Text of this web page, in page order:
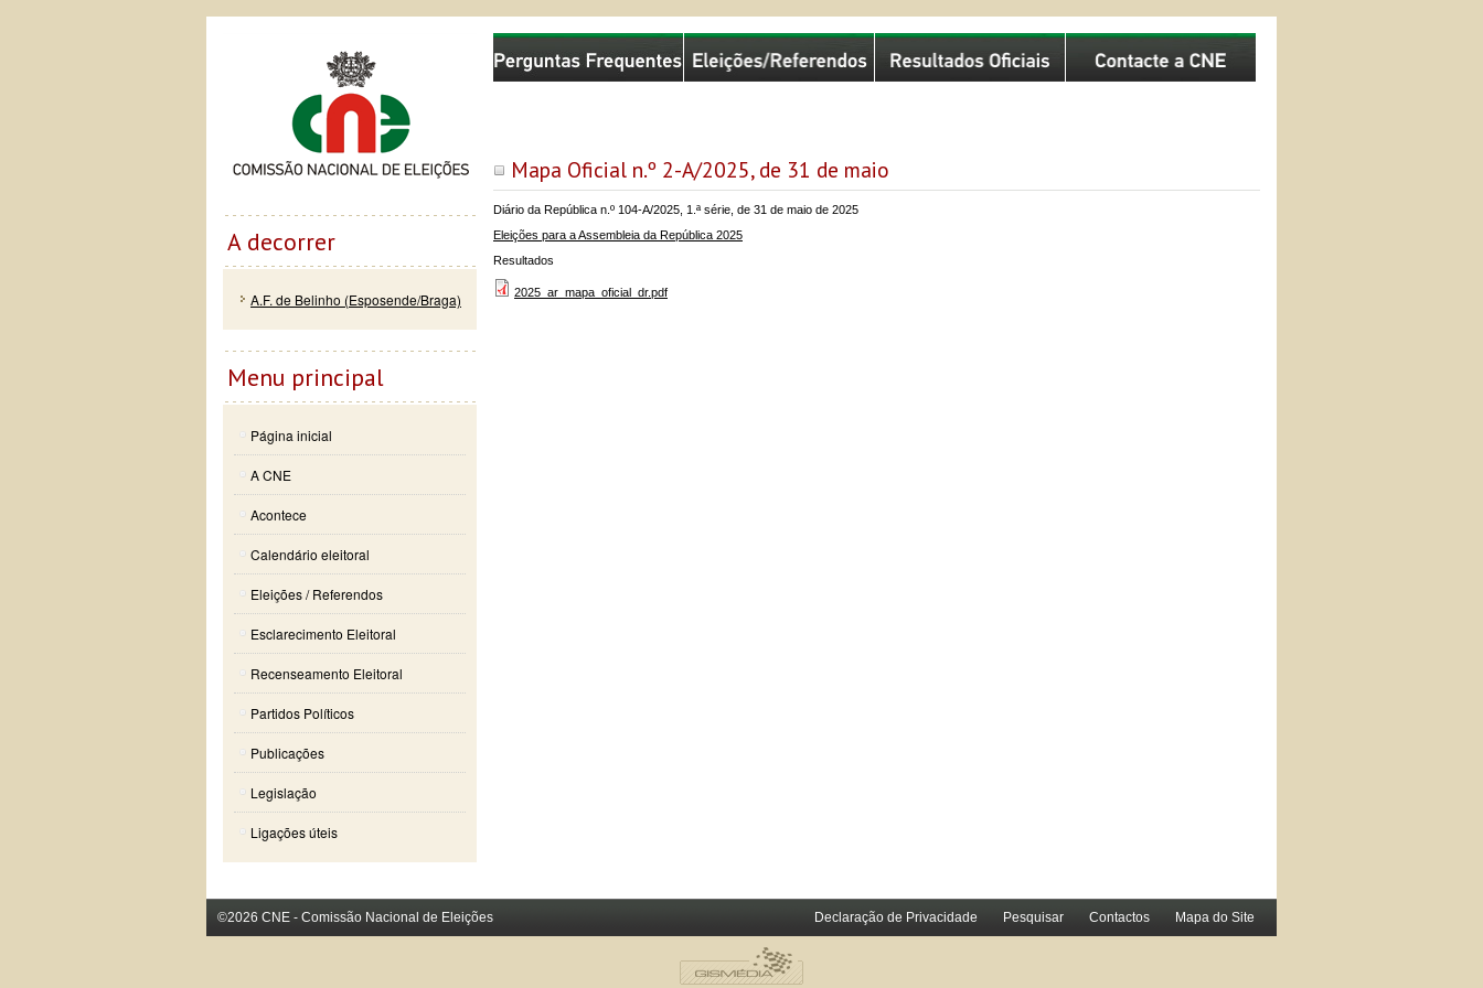
Mapa Oficial n.º 2-A/2025, de 31 de maio
Diário da República n.º 104-A/2025, 1.ª série, de 31 de maio de 2025
Eleições para a Assembleia da República 2025
Resultados
2025_ar_mapa_oficial_dr.pdf
Comissão Nacional de Eleições
A decorrer
A.F. de Belinho (Esposende/Braga)
Menu principal
Página inicial
A CNE
Acontece
Calendário eleitoral
Eleições / Referendos
Esclarecimento Eleitoral
Recenseamento Eleitoral
Partidos Políticos
Publicações
Legislação
Ligações úteis
©2026 CNE - Comissão Nacional de Eleições Declaração de Privacidade Pesquisar Contactos Mapa do Site